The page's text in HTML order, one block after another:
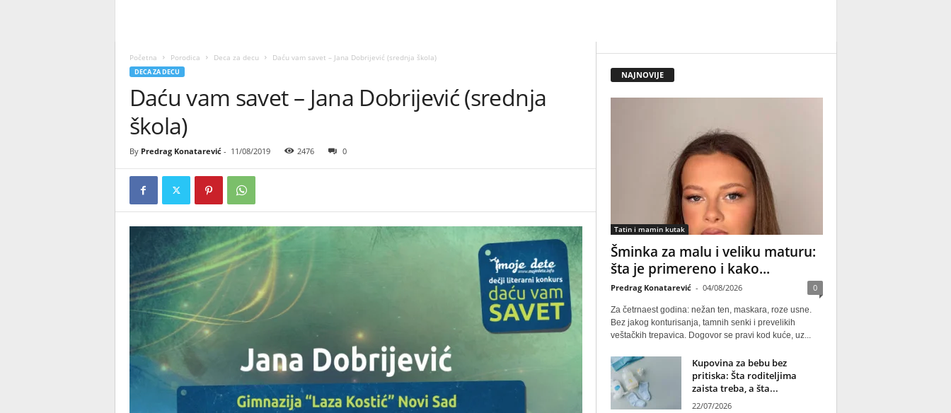
Početna Porodica Deca za decu Daću vam savet – Jana Dobrijević (srednja škola)
DECA ZA DECU
Daću vam savet – Jana Dobrijević (srednja
škola)
By Predrag Konatarević- 11/08/2019 2476 0
NAJNOVIJE
Tatin i mamin kutak
Šminka za malu i veliku maturu:
šta je primereno i kako...
Predrag Konatarević - 04/08/2026 0
Za četrnaest godina: nežan ten, maskara, roze usne.
Bez jakog konturisanja, tamnih senki i prevelikih
veštačkih trepavica. Dogovor se pravi kod kuće, uz...
Kupovina za bebu bez
pritiska: Šta roditeljima
zaista treba, a šta...
22/07/2026